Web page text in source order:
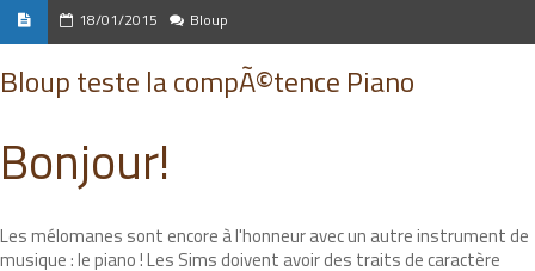
18/01/2015 Bloup
Bloup teste la compÃ©tence Piano
Bonjour!
Les mélomanes sont encore à l'honneur avec un autre instrument de
musique : le piano ! Les Sims doivent avoir des traits de caractère